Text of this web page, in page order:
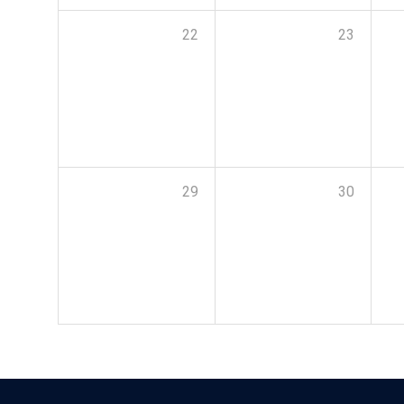
22 23
29 30